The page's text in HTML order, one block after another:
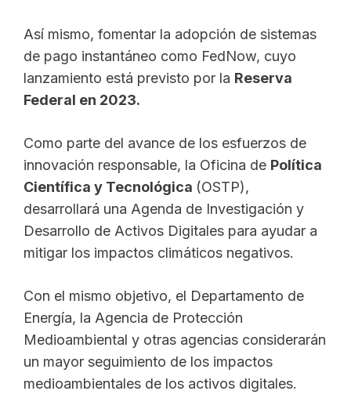
Así mismo, fomentar la adopción de sistemas
de pago instantáneo como FedNow, cuyo
lanzamiento está previsto por la Reserva
Federal en 2023.
Como parte del avance de los esfuerzos de
innovación responsable, la Oficina de Política
Científica y Tecnológica (OSTP),
desarrollará una Agenda de Investigación y
Desarrollo de Activos Digitales para ayudar a
mitigar los impactos climáticos negativos.
Con el mismo objetivo, el Departamento de
Energía, la Agencia de Protección
Medioambiental y otras agencias considerarán
un mayor seguimiento de los impactos
medioambientales de los activos digitales.